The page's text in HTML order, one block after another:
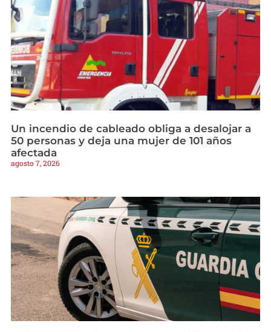
Un incendio de cableado obliga a desalojar a
50 personas y deja una mujer de 101 años
afectada
agosto 7, 2026